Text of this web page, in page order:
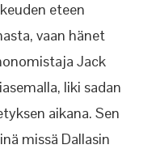
eteen
vaan hänet
Jack
liki sadan
aikana. Sen
missä Dallasin